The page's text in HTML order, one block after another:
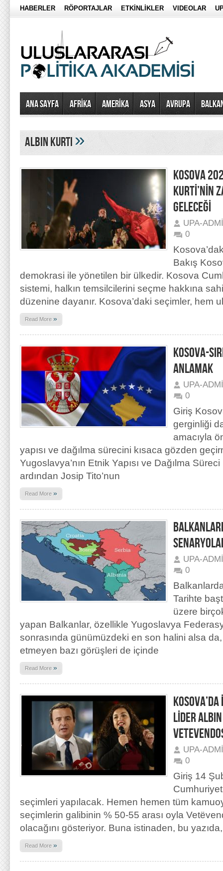
HABERLER RÖPORTAJLAR ETKİNLİKLER VIDEOLAR
Ana Sayfa AFRİKA AMERİKA ASYA AVRUPA
albin kurti»
KOSOVA
KURTİ’NİN
GELECEĞİ
UPA-
0
Bakış
demokrasi ile yönetilen bir ülkedir. Kosova
sistemi, halkın temsilcilerini seçme hakkına
düzenine dayanır. Kosova’daki seçimler, hem
Read More »
KOSOVA-
ANLAMAK
UPA-
0
Giriş
gerginliği
amacıyla
yapısı ve dağılma sürecini kısaca gözden
Yugoslavya’nın Etnik Yapısı ve Dağılma
ardından Josip Tito’nun
Read More »
UPA-
0
Tarihte
üzere
yapan Balkanlar, özellikle Yugoslavya
sonrasında günümüzdeki en son halini alsa da,
etmeyen bazı görüşleri de içinde
Read More »
LİDER
UPA-
0
Giriş 14
seçimleri yapılacak. Hemen hemen tüm
seçimlerin galibinin % 50-55 arası oyla
olacağını gösteriyor. Buna istinaden, bu
Read More »